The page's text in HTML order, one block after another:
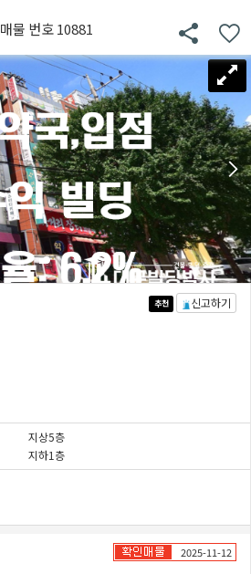
매물 번호 10881
추천 신고하기
지상5층
지하1층
2025-11-12